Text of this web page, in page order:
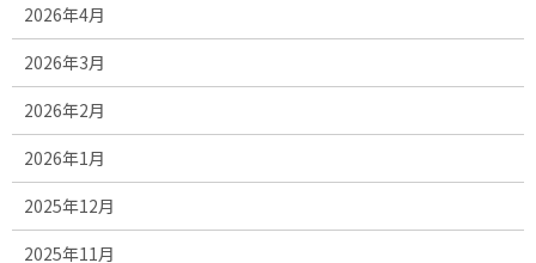
2026年4月
2026年3月
2026年2月
2026年1月
2025年12月
2025年11月